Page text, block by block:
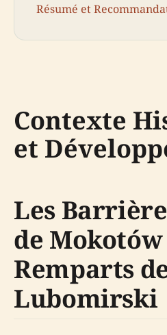
Résumé et
Contexte
et
Les
de
Remparts
Lubomirski